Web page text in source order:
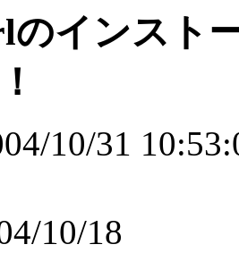
のインスト
10/31
10/18